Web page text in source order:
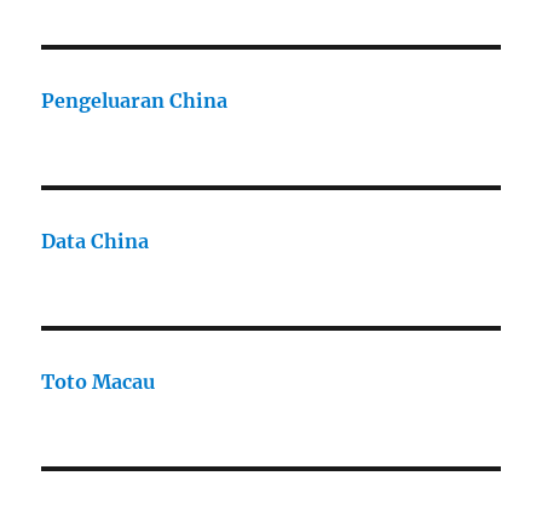
Pengeluaran China
Data China
Toto Macau